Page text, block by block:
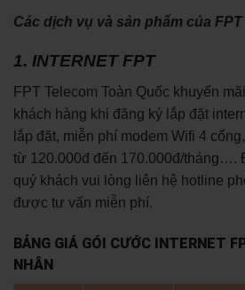
Các dịch vụ và sản phẩm của FPT
1. INTERNET FPT
FPT Telecom Toàn Quốc khuyến
khách hàng khi đăng ký lắp đặt
lắp đặt, miễn phí modem Wifi 4
từ 120.000đ đến 170.000đ/tháng….
quý khách vui lòng liên hệ hotline
được tư vấn miễn phí.
BẢNG GIÁ GÓI CƯỚC INTERNET
NHÂN